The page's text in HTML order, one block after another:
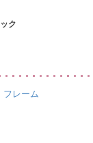
ク
フレーム